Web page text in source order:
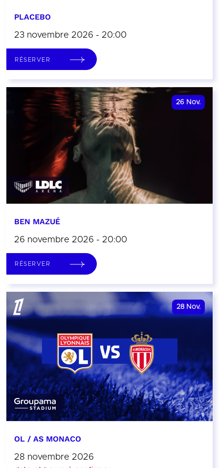
PLACEBO
23 novembre 2026 - 20:00
RÉSERVER
26 Nov.
BEN MAZUÉ
26 novembre 2026 - 20:00
RÉSERVER
28 Nov.
OL / AS MONACO
28 novembre 2026